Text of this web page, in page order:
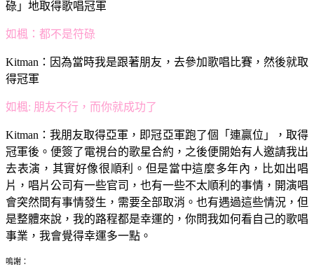
碌」地取得歌唱冠軍
如楓 ：都不是符碌
Kitman： 因為當時我是跟著朋友，去參加歌唱比賽，然後就取
得冠軍
如楓 : 朋友不行，而你就成功了
Kitman：我朋友取得亞軍，即冠亞軍跑了個「連贏位」，取得
冠軍後。便簽了電視台的歌星合約，之後便開始有人邀請我出
去表演，其實好像很順利。但是當中這麼多年內，比如出唱
片，唱片公司有一些官司，也有一些不太順利的事情，開演唱
會突然間有事情發生，需要全部取消。也有遇過這些情況，但
是整體來說，我的路程都是幸運的，你問我如何看自己的歌唱
事業，我會覺得幸運多一點。
嗚謝：